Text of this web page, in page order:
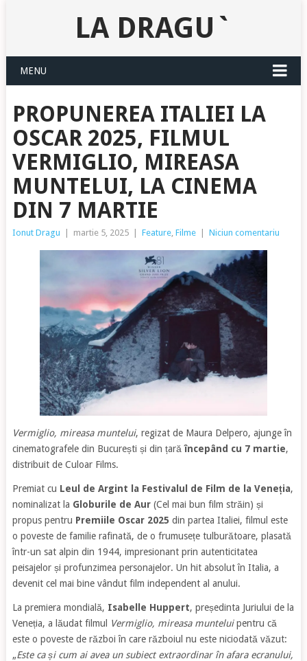
LA DRAGU`
MENU
PROPUNEREA ITALIEI LA
OSCAR 2025, FILMUL
VERMIGLIO, MIREASA
MUNTELUI, LA CINEMA
DIN 7 MARTIE
Ionut Dragu martie 5, 2025 Feature, Filme Niciun comentariu
Vermiglio, mireasa muntelui, regizat de Maura Delpero, ajunge în
cinematografele din București și din țarăîncepând cu 7 martie,
distribuit de Culoar Films.
Premiat cu Leul de Argint la Festivalul de Film de la Veneția,
nominalizat la Globurile de Aur (Cel mai bun film străin) și
propus pentru Premiile Oscar 2025 din partea Italiei, filmul este
o poveste de familie rafinată, de o frumusețe tulburătoare, plasată
într-un sat alpin din 1944, impresionant prin autenticitatea
peisajelor și profunzimea personajelor. Un hit absolut în Italia, a
devenit cel mai bine vândut film independent al anului.
La premiera mondială, Isabelle Huppert, președinta Juriului de la
Veneția, a lăudat filmul
Vermiglio, mireasa munteluipentru că
este o poveste de război în care războiul nu este niciodată văzut:
„Este ca și cum ai avea un subiect extraordinar în afara ecranului,